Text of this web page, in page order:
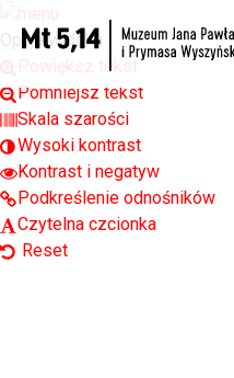
Open toolbar
Opcje widoku
Powiększ tekst
Pomniejsz tekst
Skala szarości
Wysoki kontrast
Kontrast i negatyw
Podkreślenie odnośników
Czytelna czcionka
Reset